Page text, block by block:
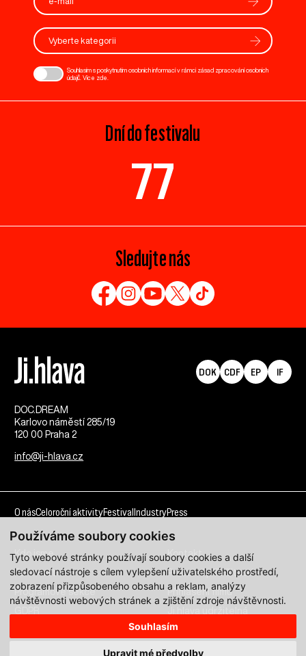
Používáme soubory cookies
Tyto webové stránky používají soubory cookies a další
sledovací nástroje s cílem vylepšení uživatelského prostředí,
zobrazení přizpůsobeného obsahu a reklam, analýzy
návštěvnosti webových stránek a zjištění zdroje návštěvnosti.
Souhlasím
Upravit mé předvolby
Vyberte kategorii
Souhlasím s poskytnutím osobních informací v rámci zásad zpracování osobních
údajů. Více zde
Dní do festivalu
77
Sledujte nás
DOC.DREAM​
Karlovo náměstí 285/19
120 00 Praha 2
info@ji-hlava.cz
DOK CDF EP IF
O násCeloroční aktivityFestival IndustryPress
Kdo jsme
Kontakt
Partnerství
Pracovní příležitosti
Programové sekce
Přihlášení filmu
Všechna práva vyhrazena DOC.DREAM services s. r. o.